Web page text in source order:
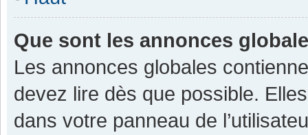
Que sont les annonces
Les annonces globales
devez lire dès que possible.
dans votre panneau de